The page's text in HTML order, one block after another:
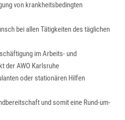
von krankheitsbedingten
bei allen Tätigkeiten des täglichen
im Arbeits- und
der AWO Karlsruhe
oder stationären Hilfen
und somit eine Rund-um-